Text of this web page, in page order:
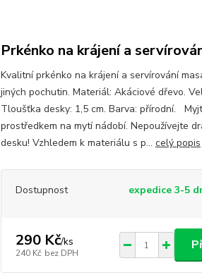
Prkénko na krájení a
Kvalitní prkénko na krájení a servírování
jiných pochutin. Materiál: Akáciové dřevo.
Tloušťka desky: 1,5 cm. Barva: přírodní.
prostředkem na mytí nádobí. Nepoužívejte
desku! Vzhledem k materiálu s p... celý popis
Dostupnost expedice 3-5
290 Kč/ks
240 Kč bez DPH